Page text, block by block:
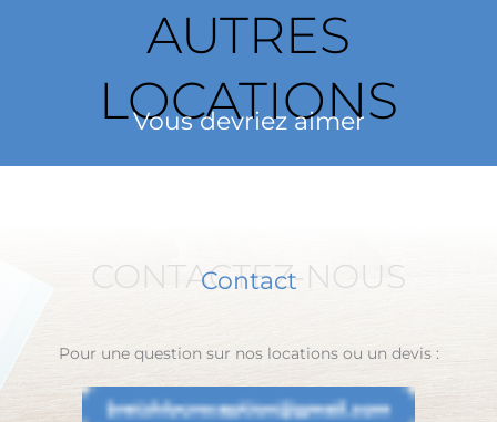
AUTRES
LOCATIONS
Vous devriez aimer
CONTACTEZ-NOUS
Contact
Pour une question sur nos locations ou un devis :